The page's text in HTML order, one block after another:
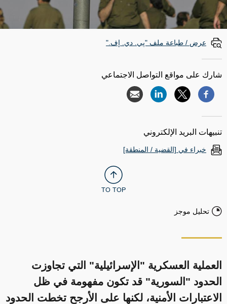
تحليل موجز
العملية العسكرية "الإسرائيلية" التي تجاوزت
الحدود "السورية" قد تكون مفهومة في ظل
الاعتبارات الأمنية، لكنها على الأرجح تخطت الحدود
عرض / طباعة ملف "پي. دي. إف."
شارك على مواقع التواصل الاجتماعي
تنبيهات البريد الإلكتروني
خبراء في [القضية / المنطقة]
TO TOP